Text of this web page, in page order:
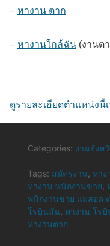
– หางาน ตาก
– หางานใกล้ฉัน (งานต
ดูรายละเอียดตำแหน่งนี้
Categories: งานจังห
Tags: สมัครงาน หาง
หางาน พนักงานขาย
พนักงานขาย แม่สอด
โรบินสัน หางาน โร
หางานตาก